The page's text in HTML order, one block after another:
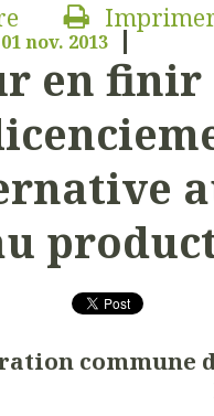
01nov. 2013
en finir
commune